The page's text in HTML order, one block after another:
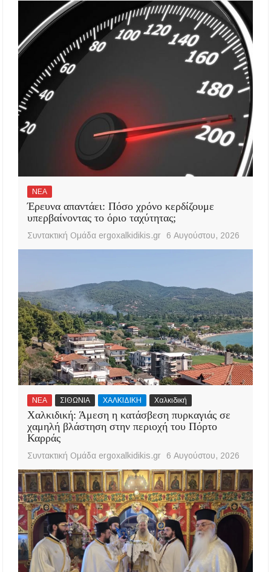
ΝΕΑ
Έρευνα απαντάει: Πόσο χρόνο κερδίζουμε
υπερβαίνοντας το όριο ταχύτητας;
Συντακτική Ομάδα ergoxalkidikis.gr 6 Αυγούστου, 2026
ΝΕΑ ΣΙΘΩΝΙΑ ΧΑΛΚΙΔΙΚΗ Χαλκιδική
Χαλκιδική: Άμεση η κατάσβεση πυρκαγιάς σε
χαμηλή βλάστηση στην περιοχή του Πόρτο
Καρράς
Συντακτική Ομάδα ergoxalkidikis.gr 6 Αυγούστου, 2026